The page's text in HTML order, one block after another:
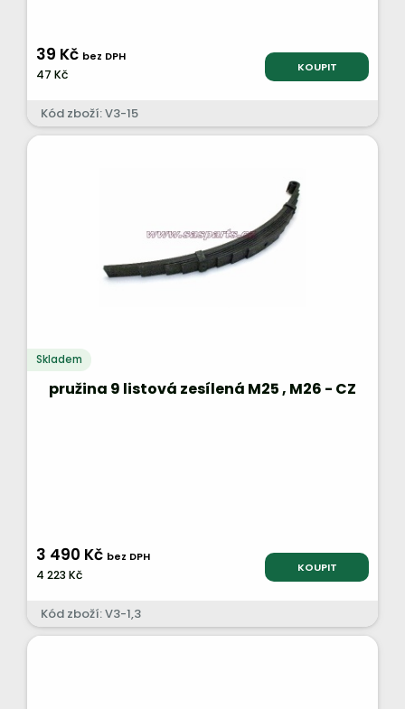
39 Kč bez DPH
47 Kč KOUPIT
Kód zboží: V3-15
Skladem
pružina 9 listová zesílená M25 , M26 - CZ
3 490 Kč bez DPH
4 223 Kč KOUPIT
Kód zboží: V3-1,3